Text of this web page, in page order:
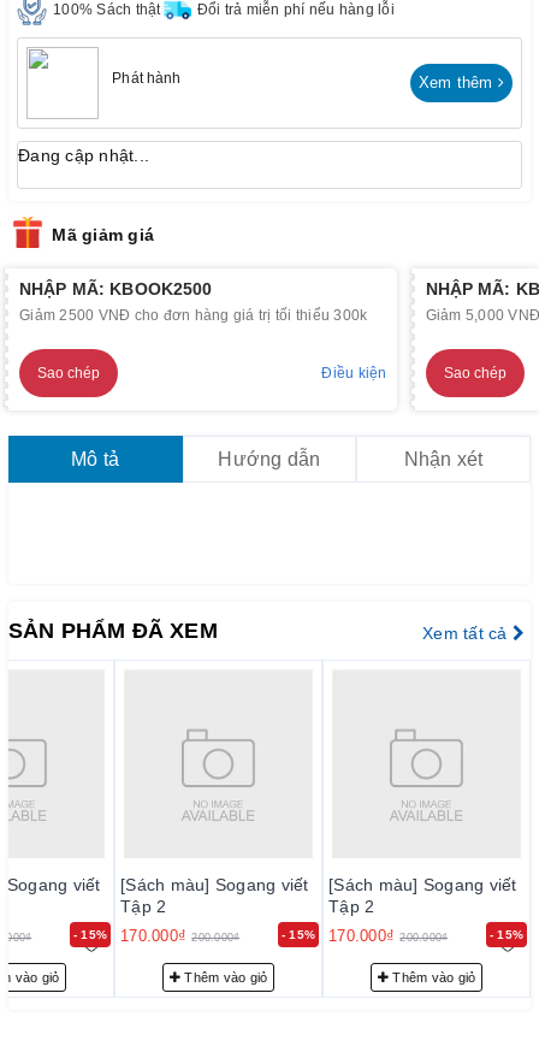
100% Sách thật Đổi trả miễn phí nếu hàng lỗi
Phát hành Xem thêm
Đang cập nhật...
Mã giảm giá
NHẬP MÃ: KBOOK2500
Giảm 2500 VNĐ cho đơn hàng giá trị tối thiểu 300k
Sao chép Điều kiện
NHẬP MÃ:
Giảm 5,000
Sao chép
Mô tả Hướng dẫn Nhận xét
SẢN PHẨM ĐÃ XEM Xem tất cả
- 15%
Sogang viết
vào giỏ
- 15%
[Sách màu] Sogang viết
Tập 2
170.000₫ 200.000₫
Thêm vào giỏ
- 15%
[Sách màu] Sogang viết
Tập 2
170.000₫ 200.000₫
Thêm vào giỏ